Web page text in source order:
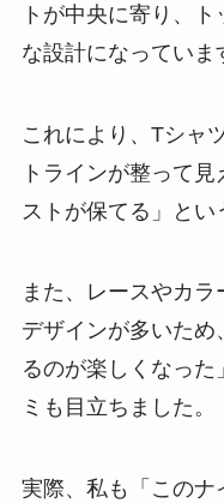
トが中央に寄り、
な設計になっていま
これにより、Tシャ
トラインが整って
ストが保てる」とい
また、レースやカ
デザインが多いた
るのが楽しくなった
ミも目立ちました。
実際、私も「このナ